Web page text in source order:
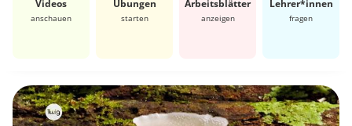
Videos
anschauen
Übungen
starten
Arbeits­blätter
anzeigen
Lehrer*​innen
fragen